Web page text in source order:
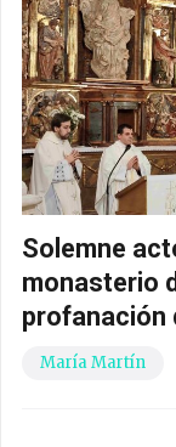
Solemne
monasterio
profanación
María Martín